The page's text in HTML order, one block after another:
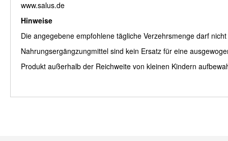
www.salus.de
Hinweise
Die angegebene empfohlene tägliche Verzehrsmenge darf
Nahrungsergängzungmittel sind kein Ersatz für eine
Produkt außerhalb der Reichweite von kleinen Kindern